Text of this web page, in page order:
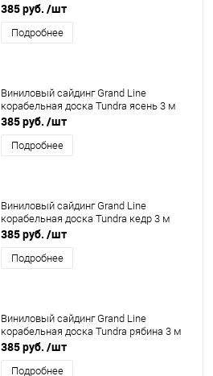
385 руб. /шт
Подробнее
Виниловый сайдинг Grand Line
корабельная доска Tundra ясень 3 м
385 руб. /шт
Подробнее
Виниловый сайдинг Grand Line
корабельная доска Tundra кедр 3 м
385 руб. /шт
Подробнее
Виниловый сайдинг Grand Line
корабельная доска Tundra рябина 3 м
385 руб. /шт
Подробнее